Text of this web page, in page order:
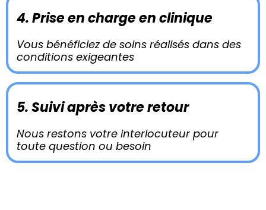
4. Prise en charge en clinique
Vous bénéficiez de soins réalisés dans des
conditions exigeantes
5. Suivi après votre retour
Nous restons votre interlocuteur pour
toute question ou besoin